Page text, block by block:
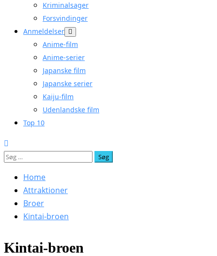
Kriminalsager
Forsvindinger
Anmeldelser
Anime-film
Anime-serier
Japanske film
Japanske serier
Kaiju-film
Udenlandske film
Top 10
Søg
Home
Attraktioner
Broer
Kintai-broen
Kintai-broen